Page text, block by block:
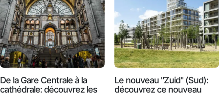
De la Gare Centrale à la
cathédrale: découvrez les
Le nouveau "Zuid" (Sud):
découvrez ce nouveau